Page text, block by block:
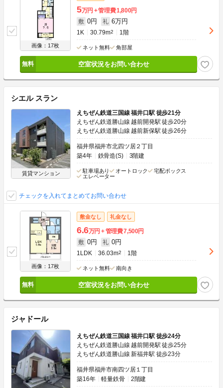
画像：17枚
5万円 管理費1,800円
敷 0円 礼 6万円
1K 30.79m2 1階
ネット無料 角部屋
空室状況をお問い合わせ
シエル スラン
賃貸マンション
えちぜん鉄道三国線 福井口駅 徒歩21分
えちぜん鉄道勝山線 越前開発駅 徒歩20分
えちぜん鉄道勝山線 越前新保駅 徒歩26分
福井県福井市北四ツ居２丁目
築4年
鉄骨造(S) 3階建
駐車場あり オートロック
宅配ボックス
エレベーター
チェックを入れてまとめてお問い合わせ
画像：17枚
敷金なし 礼金なし
6.6万円 管理費7,500円
敷 0円 礼 0円
1LDK 36.03m2 1階
ネット無料 南向き
空室状況をお問い合わせ
ジャドール
えちぜん鉄道三国線 福井口駅 徒歩24分
えちぜん鉄道勝山線 越前開発駅 徒歩25分
えちぜん鉄道勝山線 新福井駅 徒歩23分
福井県福井市南四ツ居１丁目
築16年
軽量鉄骨 2階建